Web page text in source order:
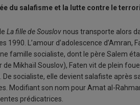
du salafisme et la lutte contre le
La fille de Souslov nous transporte alors
1990. L’amour d’adolescence d’Amran,
famille socialiste, dont le père Salem
de Mikhaïl Souslov), Faten vit de plein
De socialiste, elle devient salafiste après
Modifiant son nom pour Amat al-
prédicatrices.